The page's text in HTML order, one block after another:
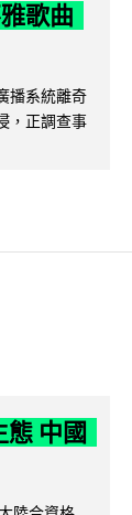
歌曲
播系統離奇
，正調查事
中國